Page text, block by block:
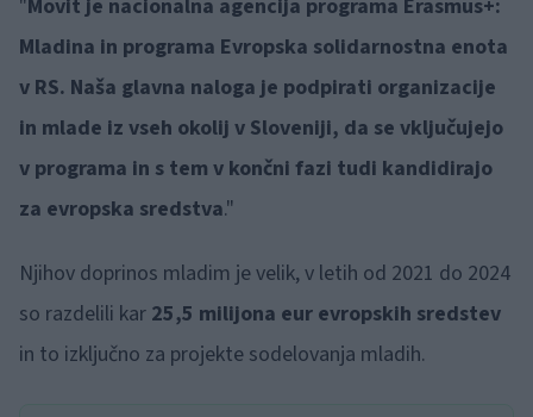
"Movit je nacionalna agencija programa Erasmus+:
Mladina in programa Evropska solidarnostna enota
v RS. Naša glavna naloga je podpirati organizacije
in mlade iz vseh okolij v Sloveniji, da se vključujejo
v programa in s tem v končni fazi tudi kandidirajo
za evropska sredstva."
Njihov doprinos mladim je velik, v letih od 2021 do 2024
so razdelili kar 25,5 milijona eur evropskih sredstev
in to izključno za projekte sodelovanja mladih.